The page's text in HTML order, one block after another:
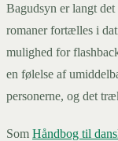
Bagudsyn er langt
romaner fortælles i
mulighed for
en følelse af
personerne, og det
Som Håndbog til